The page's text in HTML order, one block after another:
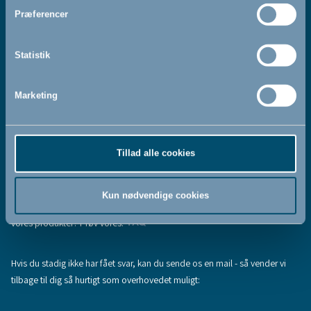
Præferencer
Statistik
Marketing
Tillad alle cookies
Kun nødvendige cookies
læst og accepteret vores
Cookiepolitik
Tilmeld
Fandt du ikke den information, du søgte, eller har du flere spørgsmål til
vores produkter? Prøv vores:FAQ
Hvis du stadig ikke har fået svar, kan du sende os en mail - så vender vi
tilbage til dig så hurtigt som overhovedet muligt: